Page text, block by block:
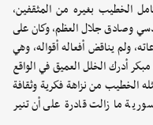
الخطيب بغيره من المثقفين،
وصادق جلال العظم، وكان على
ولم يناقض أفعاله أقواله، وهي
أدرك الخلل العميق في الواقع
الخطيب من نزاهة فكرية وثقافة
ما زالت قادرة على أن تنير